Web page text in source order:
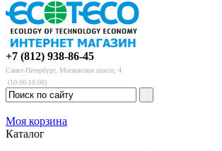
+7 (812) 938-86-45
Санкт-Петербург, Московское шоссе, 4
(10:00-18:00)
Моя корзина
Каталог